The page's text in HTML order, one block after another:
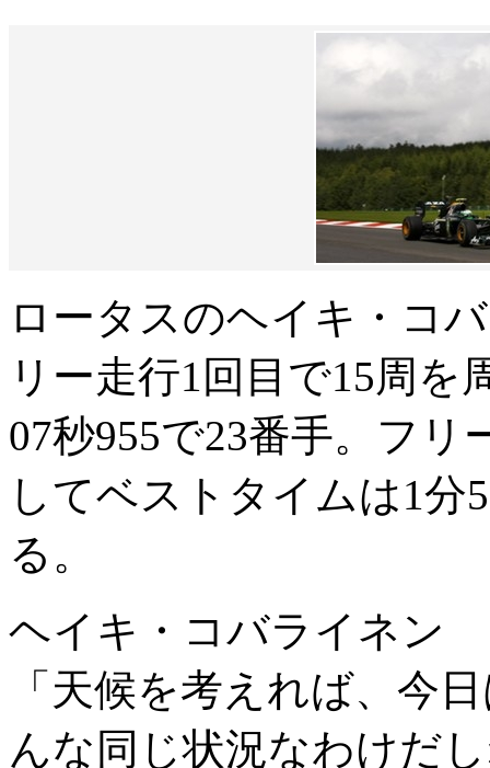
ロータスのヘイキ・コ
リー走行1回目で15周
07秒955で23番手。フリ
してベストタイムは1分
る。
ヘイキ・コバライネン
「天候を考えれば、今
んな同じ状況なわけだ